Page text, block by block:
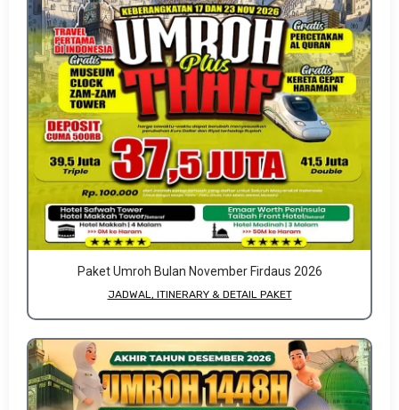
Paket Umroh Bulan November Firdaus 2026
JADWAL, ITINERARY & DETAIL PAKET